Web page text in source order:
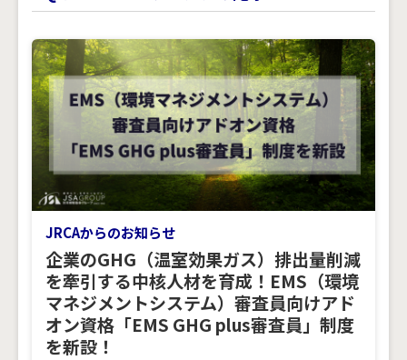
JRCAからのお知らせ
企業のGHG（温室効果ガス）排出量削減
を牽引する中核人材を育成！EMS（環境
マネジメントシステム）審査員向けアド
オン資格「EMS GHG plus審査員」制度
を新設！